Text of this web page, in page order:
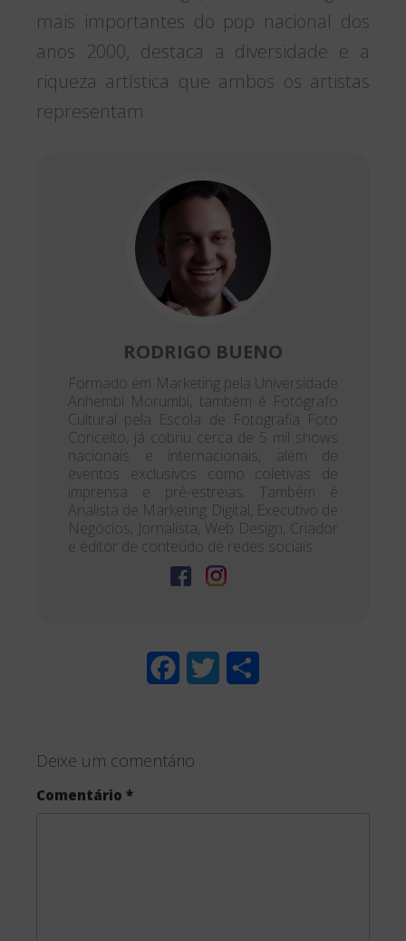
mais importantes do pop nacional dos
anos 2000, destaca a diversidade e a
riqueza artística que ambos os artistas
representam.
RODRIGO BUENO
Formado em Marketing pela Universidade
Anhembi Morumbi, também é Fotógrafo
Cultural pela Escola de Fotografia Foto
Conceito, já cobriu cerca de 5 mil shows
nacionais e internacionais, além de
eventos exclusivos como coletivas de
imprensa e pré-estreias. Também é
Analista de Marketing Digital, Executivo de
Negócios, Jornalista, Web Design, Criador
e editor de conteúdo de redes sociais.
e
Deixe um comentário
Comentário *